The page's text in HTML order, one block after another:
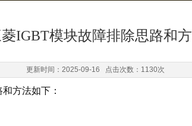
菱IGBT模块故障排除思路和
更新时间：2025-09-16 点击次数：1130次
和方法如下 ：